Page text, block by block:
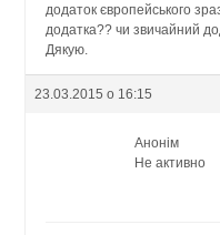
додаток європейського
додатка?? чи звичайний
Дякую.
23.03.2015 о 16:15
Анонім
Не активно